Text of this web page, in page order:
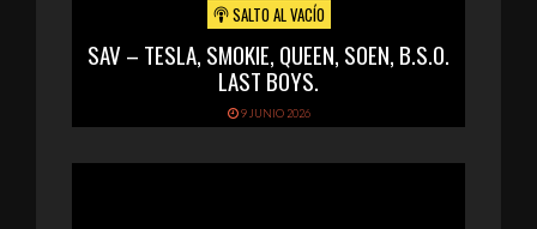
SALTO AL VACÍO
SAV – TESLA, SMOKIE, QUEEN, SOEN, B.S.O.
LAST BOYS.
9 JUNIO 2026